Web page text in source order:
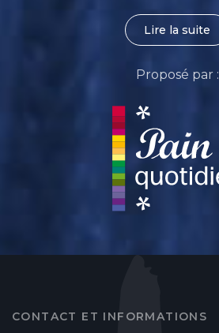
Lire la suite
Proposé par :
CONTACT ET INFORMATIONS